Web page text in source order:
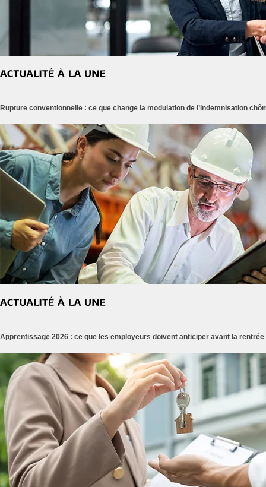
Rupture conventionnelle : ce que change la modulation de l’indemnisation
Apprentissage 2026 : ce que les employeurs doivent anticiper avant la rentrée